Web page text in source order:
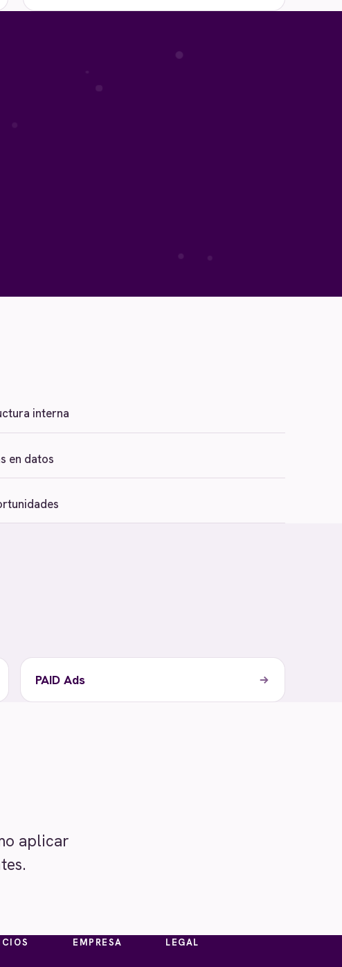
interna
en datos
PAID Ads
aplicar
EMPRESA LEGAL